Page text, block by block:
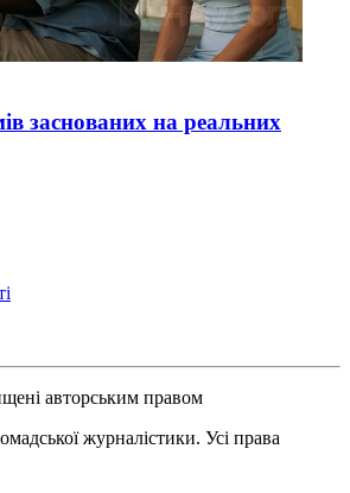
заснованих на реальних
авторським правом
журналістики. Усі права